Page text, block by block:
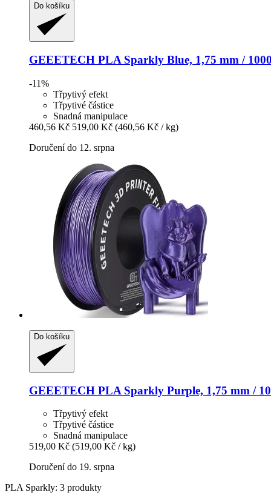
Do košíku
GEEETECH PLA Sparkly Blue, 1,75 mm /
-11%
Třpytivý efekt
Třpytivé částice
Snadná manipulace
460,56 Kč 519,00 Kč (460,56 Kč / kg)
Doručení do 12. srpna
Do košíku
GEEETECH PLA Sparkly Purple, 1,75 mm /
Třpytivý efekt
Třpytivé částice
Snadná manipulace
519,00 Kč (519,00 Kč / kg)
Doručení do 19. srpna
PLA Sparkly: 3 produkty